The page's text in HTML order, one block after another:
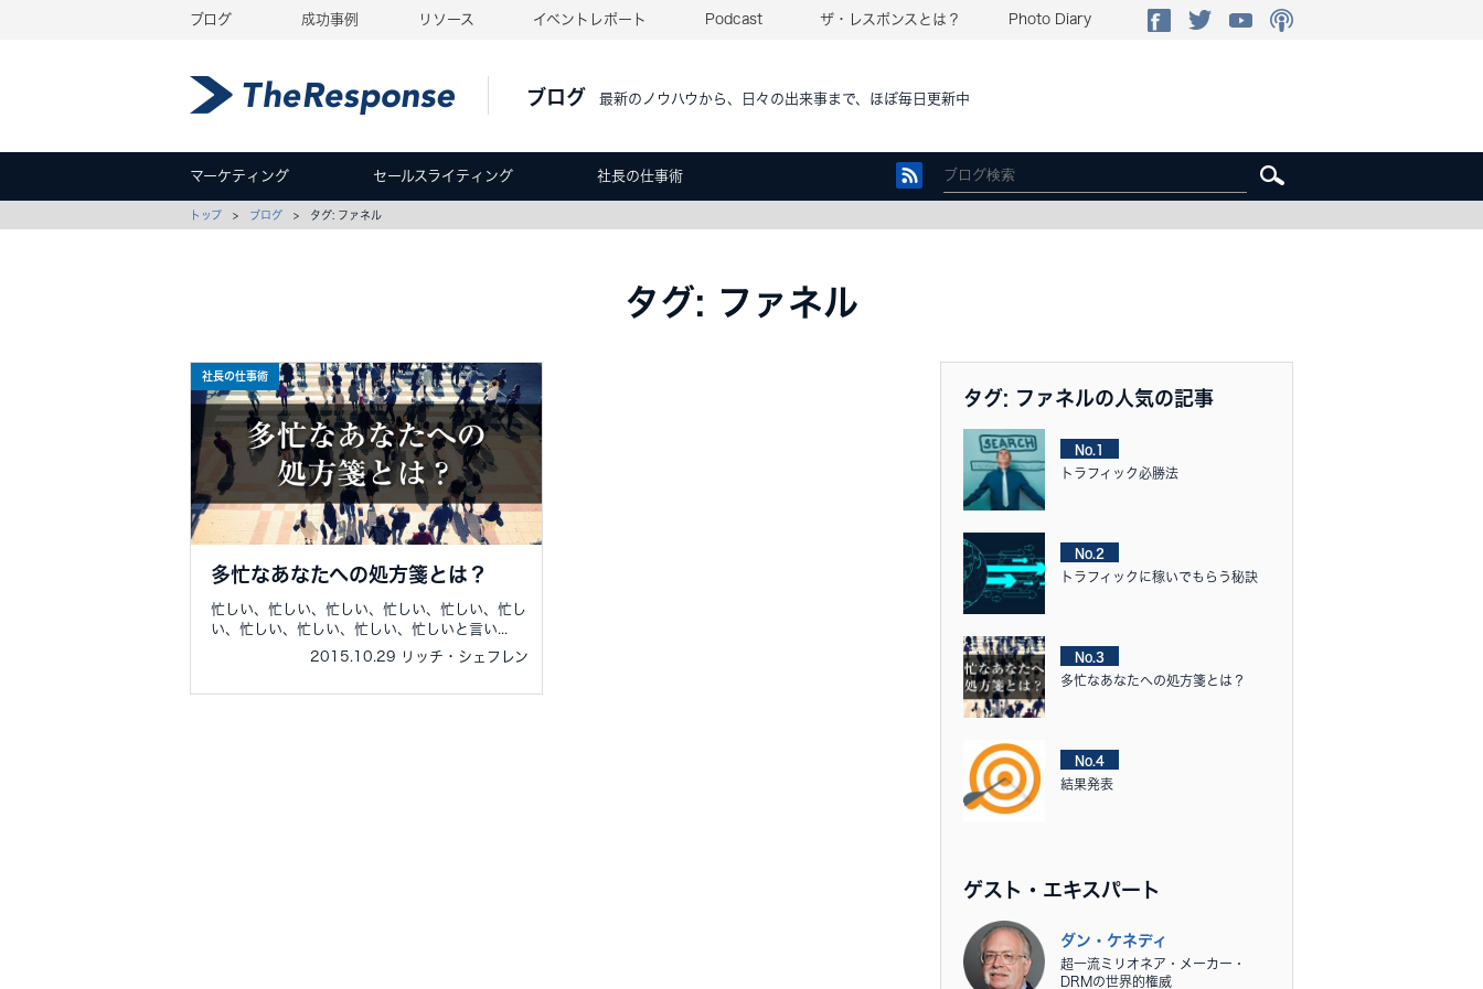
ブログ 成功事例 リソース イベントレポート Podcast ザ・レスポンスとは？ Photo Diary
ブログ 最新のノウハウから、日々の出来事まで、ほぼ毎日更新中
マーケティング セールスライティング 社長の仕事術
トップ > ブログ > タグ: ファネル
タグ: ファネル
社長の仕事術
多忙なあなたへの処方箋とは？
忙しい、忙しい、忙しい、忙しい、忙しい、忙し
い、忙しい、忙しい、忙しい、忙しいと言い...
2015.10.29 リッチ・シェフレン
タグ: ファネルの人気の記事
No.1
トラフィック必勝法
No.2
トラフィックに稼いでもらう秘訣
No.3
多忙なあなたへの処方箋とは？
No.4
結果発表
ゲスト・エキスパート
ダン・ケネディ
超一流ミリオネア・メーカー・
DRMの世界的権威